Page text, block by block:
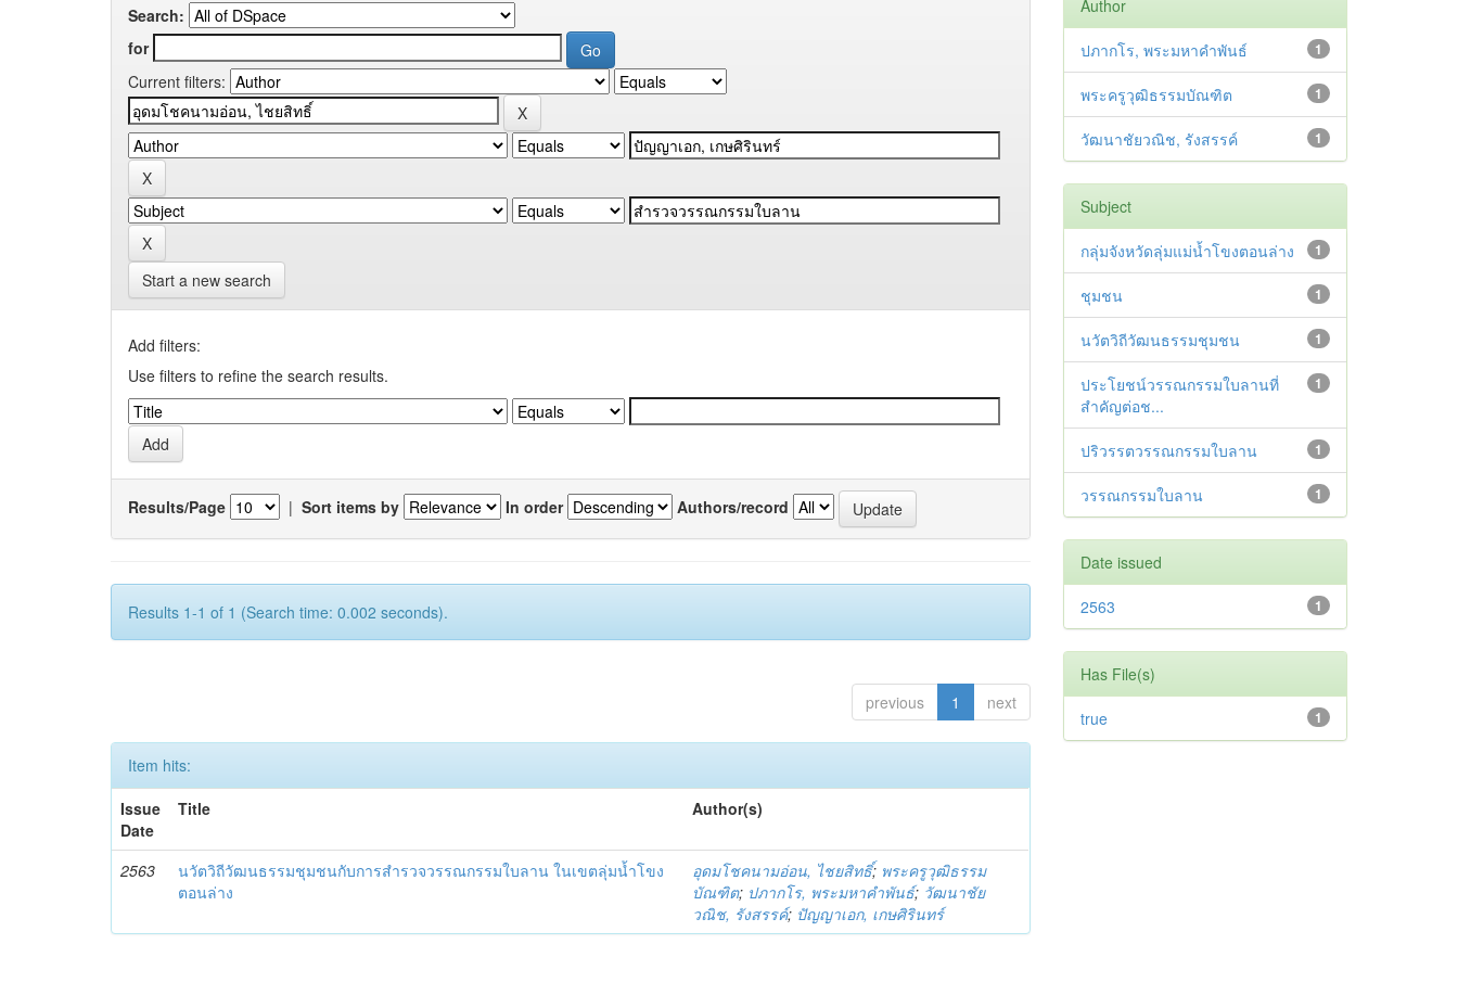
Search:
for
Current filters:
Start a new search
Add filters:
Use filters to refine the search results.
Results/Page | Sort items by In order Authors/record
Results 1-1 of 1 (Search time: 0.002 seconds).
previous 1 next
Item hits:
Issue
Date
Title Author(s)
2563
นวัตวิถีวัฒนธรรมชุมชนกับการสำรวจวรรณกรรมใบลาน ในเขตลุ่มน้ำโขง
ตอนล่าง
อุดมโชคนามอ่อน, ไชยสิทธิ์; พระครูวุฒิธรรม
บัณฑิต; ปภากโร, พระมหาคำพันธ์; วัฒนาชัย
วณิช, รังสรรค์; ปัญญาเอก, เกษศิรินทร์
Author
1
ปภากโร, พระมหาคำพันธ์
1
พระครูวุฒิธรรมบัณฑิต
1
วัฒนาชัยวณิช, รังสรรค์
Subject
1
กลุ่มจังหวัดลุ่มแม่น้ำโขงตอนล่าง
1
ชุมชน
1
นวัตวิถีวัฒนธรรมชุมชน
1
ประโยชน์วรรณกรรมใบลานที่
สำคัญต่อช...
1
ปริวรรตวรรณกรรมใบลาน
1
วรรณกรรมใบลาน
Date issued
1
2563
Has File(s)
1
true